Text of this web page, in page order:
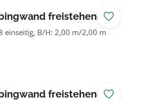
freistehend
einseitig, B/H: 2,00 m/2,00 m
freistehend